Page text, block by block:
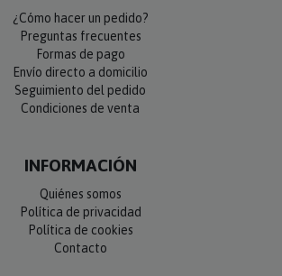
¿Cómo hacer un pedido?
Preguntas frecuentes
Formas de pago
Envío directo a domicilio
Seguimiento del pedido
Condiciones de venta
INFORMACIÓN
Quiénes somos
Política de privacidad
Política de cookies
Contacto